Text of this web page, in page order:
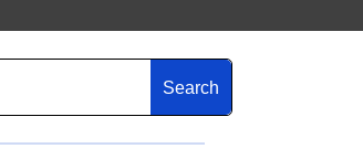
Search